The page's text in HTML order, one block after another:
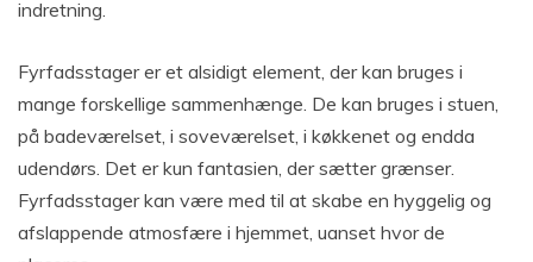
indretning.
Fyrfadsstager er et alsidigt element, der kan bruges i
mange forskellige sammenhænge. De kan bruges i stuen,
på badeværelset, i soveværelset, i køkkenet og endda
udendørs. Det er kun fantasien, der sætter grænser.
Fyrfadsstager kan være med til at skabe en hyggelig og
afslappende atmosfære i hjemmet, uanset hvor de